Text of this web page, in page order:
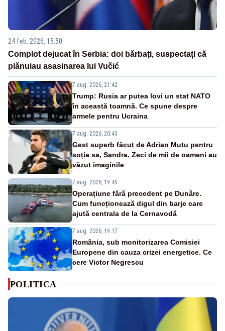
24 feb. 2026, 15:50
Complot dejucat în Serbia: doi bărbați, suspectați că
plănuiau asasinarea lui Vučić
7 aug. 2026, 21:42
Trump: Rusia ar putea lovi un stat NATO
în această toamnă. Ce spune despre
armele pentru Ucraina
7 aug. 2026, 20:43
Gest superb făcut de Adrian Mutu pentru
soția sa, Sandra. Zeci de mii de oameni au
văzut imaginile
7 aug. 2026, 19:45
Operațiune fără precedent pe Dunăre.
Cum funcționează digul din barje care
ajută centrala de la Cernavodă
7 aug. 2026, 19:17
România, sub monitorizarea Comisiei
Europene din cauza crizei energetice. Ce
cere Victor Negrescu
POLITICA